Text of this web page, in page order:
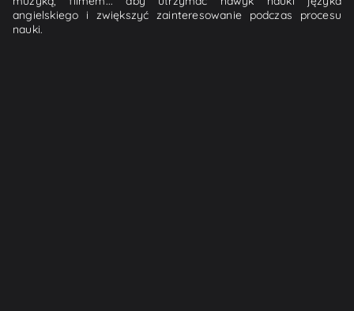
angielskiego i zwiększyć zainteresowanie podczas procesu
nauki.